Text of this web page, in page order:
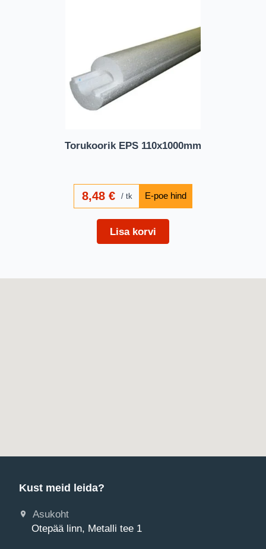
Torukoorik EPS 110x1000mm
8,48€ tk
Lisa korvi
Kust meid leida?
Asukoht
Otepää linn, Metalli tee 1